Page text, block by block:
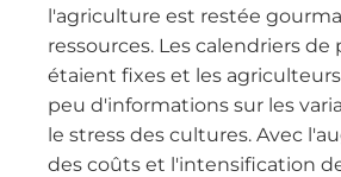
l'agriculture est restée
ressources. Les calendriers de
étaient fixes et les
peu d'informations sur les
le stress des cultures. Avec
des coûts et l'intensification